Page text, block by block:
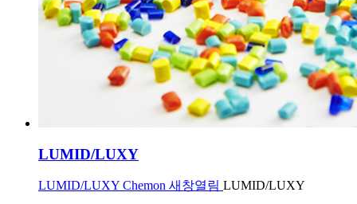
LUMID/LUXY
LUMID/LUXY Chemon 새창열림 LUMID/LUXY